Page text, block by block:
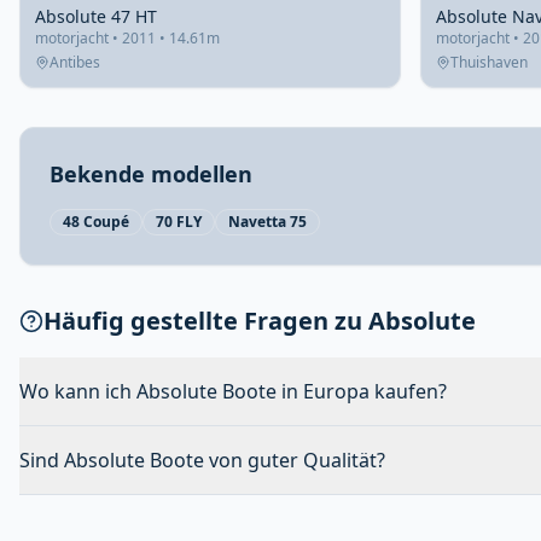
Absolute 47 HT
motorjacht • 2011 • 14.61m
Antibes
Absolute
motorjacht •
Thuishaven
Bekende modellen
48 Coupé 70 FLY Navetta 75
Häufig gestellte Fragen zu Absolute
Wo kann ich Absolute Boote in Europa kaufen?
Sind Absolute Boote von guter Qualität?